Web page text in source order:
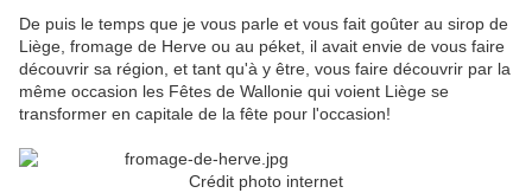
De puis le temps que je vous parle et vous fait goûter au sirop de
Liège, fromage de Herve ou au péket, il avait envie de vous faire
découvrir sa région, et tant qu'à y être, vous faire découvrir par la
même occasion les Fêtes de Wallonie qui voient Liège se
transformer en capitale de la fête pour l'occasion!
Crédit photo internet